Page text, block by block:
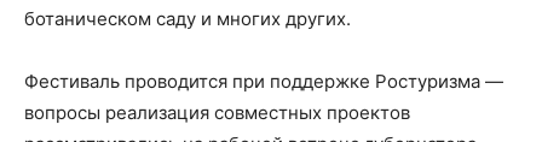
ботаническом саду и многих других.
Фестиваль проводится при поддержке Ростуризма —
вопросы реализация совместных проектов